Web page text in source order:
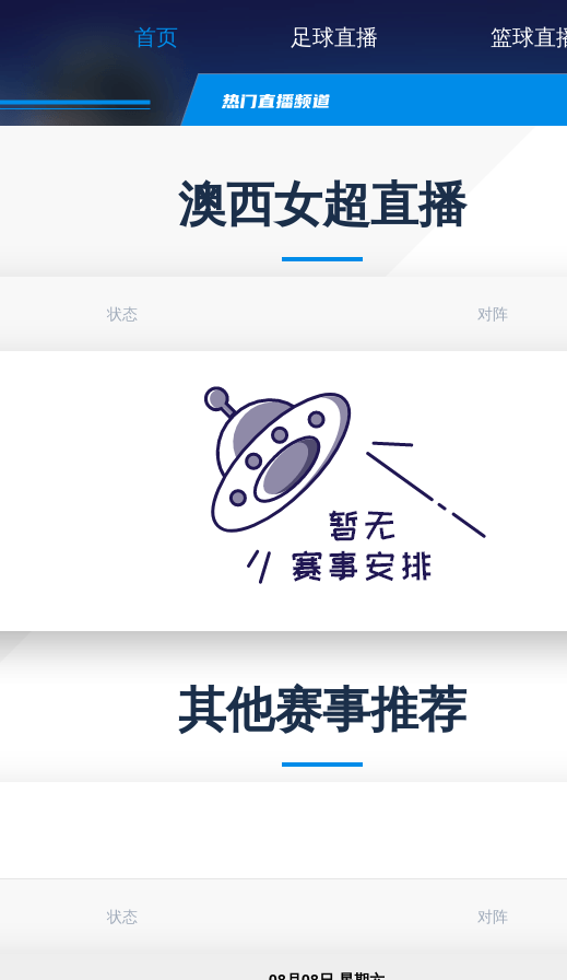
首页 足球直播 篮球直
澳西女超直播
状态 对阵
其他赛事推荐
状态 对阵